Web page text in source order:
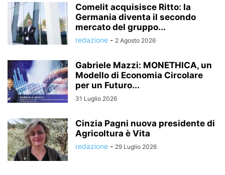
Comelit acquisisce Ritto: la
Germania diventa il secondo
mercato del gruppo...
redazione - 2 Agosto 2026
Gabriele Mazzi: MONETHICA, un
Modello di Economia Circolare
per un Futuro...
31 Luglio 2026
Cinzia Pagni nuova presidente di
Agricoltura è Vita
redazione - 29 Luglio 2026